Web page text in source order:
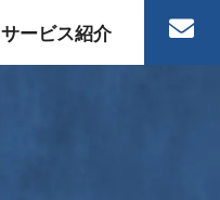
サービス紹介